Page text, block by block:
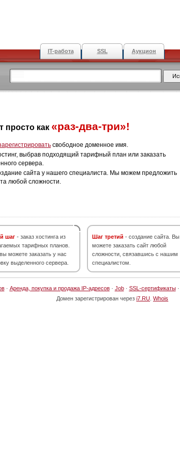
IT-работа SSL Аукцион
просто как «раз-два-три»!
свободное доменное имя.
выбрав подходящий тарифный план или заказать
сервера.
сайта у нашего специалиста. Мы можем предложить
любой сложности.
шаг - заказ хостинга из
тарифных планов.
можете заказать у нас
выделенного сервера.
Шаг третий - создание сайта. Вы
можете заказать сайт любой
сложности, связавшись с нашим
специалистом.
· Аренда, покупка и продажа IP-адресов· Job· SSL-сертификаты·
Домен зарегистрирован через i7.RU Whois